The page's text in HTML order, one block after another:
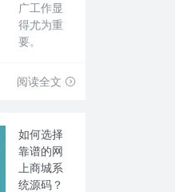
广工作显
得尤为重
要。
阅读全文
如何选择
靠谱的网
上商城系
统源码？